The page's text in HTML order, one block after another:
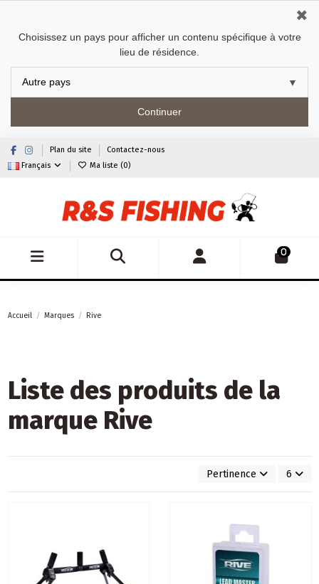
Choisissez un pays pour afficher un contenu spécifique à votre
lieu de résidence.
Continuer
✖
Plan du site
Contactez-nous
Français
Ma liste (0)
0
Accueil Marques Rive
Liste des produits de la
marque Rive
Pertinence 6